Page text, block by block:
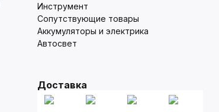
Инструмент
Сопутствующие товары
Аккумуляторы и электрика
Автосвет
Доставка